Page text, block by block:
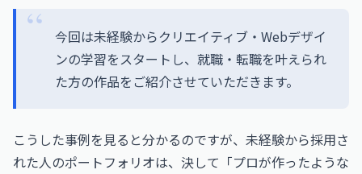
今回は未経験からクリエイティブ・Webデザイ
ンの学習をスタートし、就職・転職を叶えられ
た方の作品をご紹介させていただきます。
こうした事例を見ると分かるのですが、未経験から採用さ
れた人のポートフォリオは、決して「プロが作ったような